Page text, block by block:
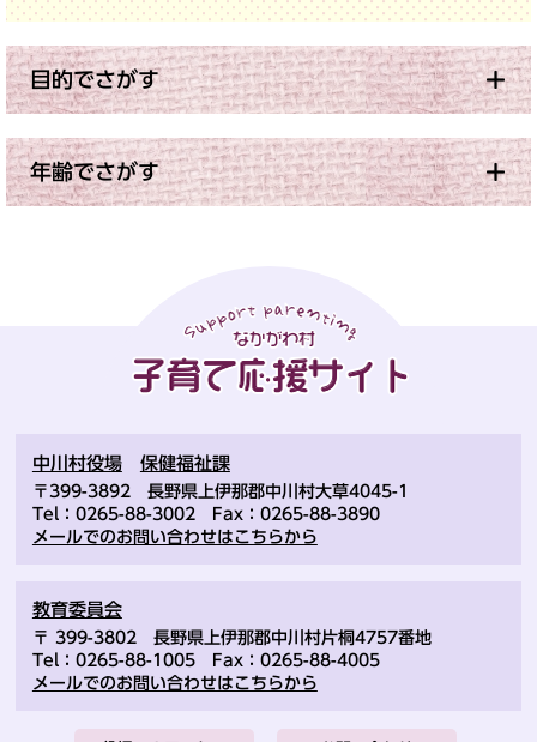
目的でさがす
年齢でさがす
中川村役場 保健福祉課
〒399-3892 長野県上伊那郡中川村大草4045-1
Tel：0265-88-3002 Fax：0265-88-3890
メールでのお問い合わせはこちらから
教育委員会
〒 399-3802 長野県上伊那郡中川村片桐4757番地
Tel：0265-88-1005 Fax：0265-88-4005
メールでのお問い合わせはこちらから